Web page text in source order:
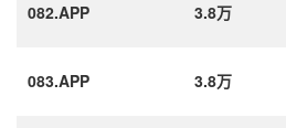
082.APP 3.8万
083.APP 3.8万